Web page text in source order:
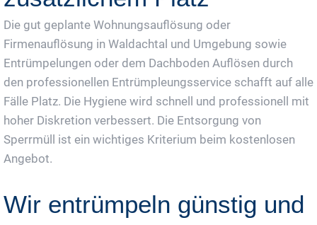
Die gut geplante Wohnungsauflösung oder
Firmenauflösung in Waldachtal und Umgebung sowie
Entrümpelungen oder dem Dachboden Auflösen durch
den professionellen Entrümpleungsservice schafft auf alle
Fälle Platz. Die Hygiene wird schnell und professionell mit
hoher Diskretion verbessert. Die Entsorgung von
Sperrmüll ist ein wichtiges Kriterium beim kostenlosen
Angebot.
Wir entrümpeln günstig und